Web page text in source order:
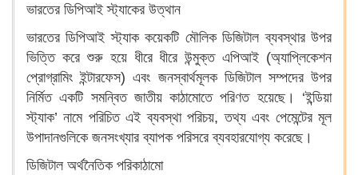
ভারতের ডিপিআই স্ট্যাকের উত্থান
ভারতের ডিপিআই স্ট্যাক কয়েকটি মৌলিক ডিজিটাল ব্যবস্থার উপর
ভিত্তি করে শুরু হয়ে ধীরে ধীরে উন্মুক্ত এপিআই (অ্যাপ্লিকেশন
প্রোগ্রামিং ইন্টারফেস) এবং জনস্বার্থমূলক ডিজিটাল সম্পদের উপর
নির্মিত একটি সমন্বিত জাতীয় কাঠামোতে পরিণত হয়েছে। ‘ইন্ডিয়া
স্ট্যাক’ নামে পরিচিত এই ব্যবস্থা পরিচয়, তথ্য এবং পেমেন্টের মূল
উপাদানগুলিকে জনসংখ্যার ব্যাপক পরিসরে ব্যবহারযোগ্য করেছে।
ডিজিটাল অর্থনৈতিক পরিকাঠামো